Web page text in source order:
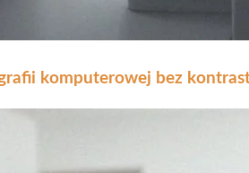
komputerowej bez